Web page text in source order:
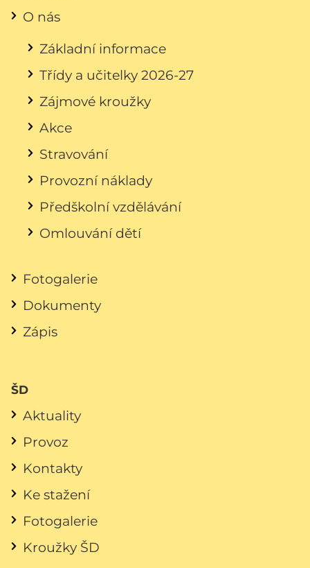
O nás
Základní informace
Třídy a učitelky 2026-27
Zájmové kroužky
Akce
Stravování
Provozní náklady
Předškolní vzdělávání
Omlouvání dětí
Fotogalerie
Dokumenty
Zápis
ŠD
Aktuality
Provoz
Kontakty
Ke stažení
Fotogalerie
Kroužky ŠD